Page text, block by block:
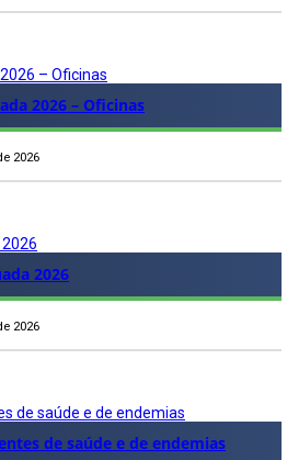
– Oficinas
2026 – Oficinas
2026
2026
2026
de saúde e de endemias
de saúde e de endemias